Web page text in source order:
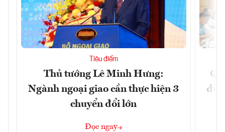
Tiêu điểm
Thủ tướng Lê Minh Hưng:
Ngành ngoại giao cần thực hiện 3
chuyển đổi lớn
Đọc ngay
đủ